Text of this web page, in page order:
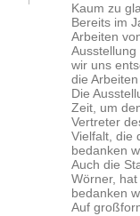
Kaum zu
Bereits im
Arbeiten
wir uns
die
Die
Zeit, um
Vertreter
Vielfalt, die
bedanken
Auch die
Wörner,
bedanken
Auf